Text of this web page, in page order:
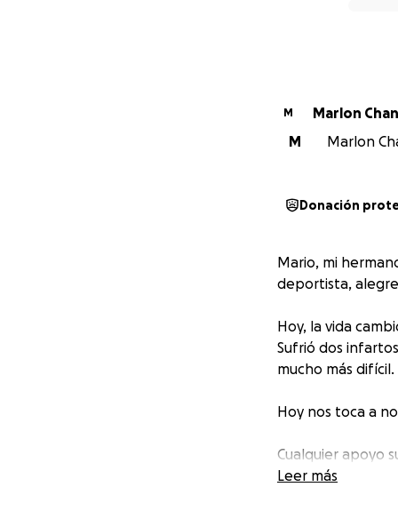
M
Marlon Chan
M
Marlon
Donación
Mario, mi
deportista,
Hoy, la vida
Sufrió dos
mucho más difícil.
Hoy nos toca a
Cualquier apoyo
Gracias por
Leer más